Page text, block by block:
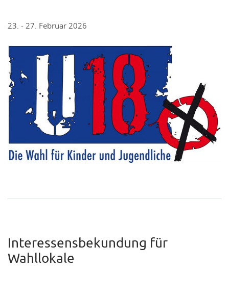
23. - 27. Februar 2026
Interessensbekundung für
Wahllokale